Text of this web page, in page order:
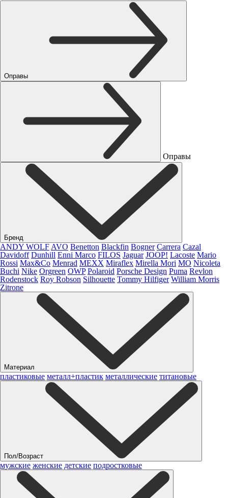
Оправы
Оправы
Бренд
ANDY WOLF AVO Benetton Blackfin Bogner Carrera Cazal
Davidoff Dunhill Enni Marco FILOS Jaguar JOOP! Lacoste Mario
Rossi Max&Co Menrad MEXX Miraflex Mirella Mori MO Nicoleta
Buchi Nike Orgreen OWP Polaroid Porsche Design Puma Revlon
Rodenstock Roy Robson Silhouette Tommy Hilfiger William Morris
Zitrone
Материал
пластиковые металл+пластик металлические титановые
Пол/Возраст
мужские женские детские подростковые